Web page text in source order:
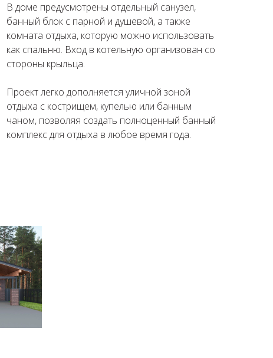
В доме предусмотрены отдельный санузел,
банный блок с парной и душевой, а также
комната отдыха, которую можно использовать
как спальню. Вход в котельную организован со
стороны крыльца.
Проект легко дополняется уличной зоной
отдыха с кострищем, купелью или банным
чаном, позволяя создать полноценный банный
комплекс для отдыха в любое время года.